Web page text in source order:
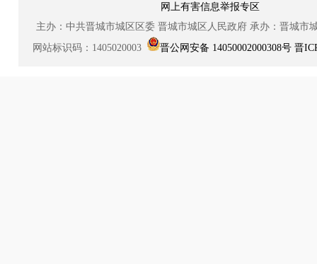
网上有害信息举报专区
主办：中共晋城市城区区委 晋城市城区人民政府 承办：晋城市
网站标识码：1405020003
晋公网安备 14050002000308号 晋